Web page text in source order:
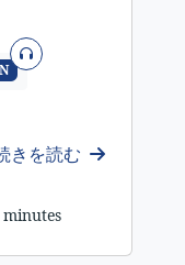
オーディオ
きを読む
minutes